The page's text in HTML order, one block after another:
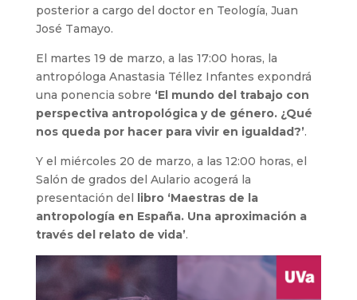
posterior a cargo del doctor en Teología, Juan
José Tamayo.
El martes 19 de marzo, a las 17:00 horas, la
antropóloga Anastasia Téllez Infantes expondrá
una ponencia sobre ‘El mundo del trabajo con
perspectiva antropológica y de género. ¿Qué
nos queda por hacer para vivir en igualdad?’.
Y el miércoles 20 de marzo, a las 12:00 horas, el
Salón de grados del Aulario acogerá la
presentación del libro ‘Maestras de la
antropología en España. Una aproximación a
través del relato de vida’.